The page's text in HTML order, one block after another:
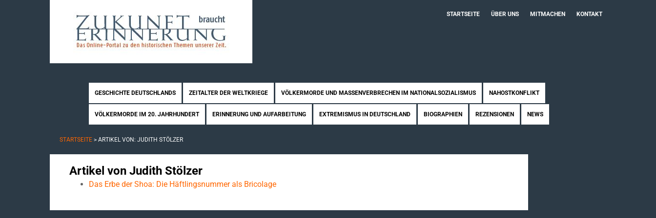
STARTSEITE ÜBER UNS MITMACHEN KONTAKT
GESCHICHTE DEUTSCHLANDS ZEITALTER DER WELTKRIEGE VÖLKERMORDE UND MASSENVERBRECHEN IM NATIONALSOZIALISMUS NAHOSTKONFLIKT
VÖLKERMORDE IM 20. JAHRHUNDERT ERINNERUNG UND AUFARBEITUNG EXTREMISMUS IN DEUTSCHLAND BIOGRAPHIEN REZENSIONEN NEWS
STARTSEITE > ARTIKEL VON: JUDITH STÖLZER
Artikel von Judith Stölzer
Das Erbe der Shoa: Die Häftlingsnummer als Bricolage